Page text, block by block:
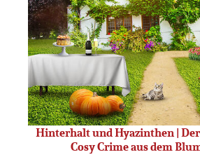
Hinterhalt und Hyazinthen |
Cosy Crime aus dem